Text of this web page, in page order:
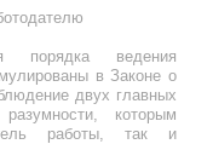
порядка ведения
в Законе о
двух главных
которым
работы, так и